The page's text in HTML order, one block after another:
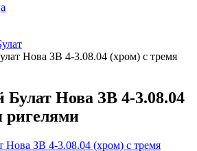
Нова ЗВ 4-3.08.04 (хром) с тремя
Булат Нова ЗВ 4-3.08.04
ригелями